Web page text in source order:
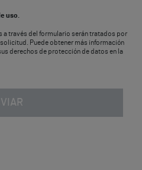
uso.
a través del formulario serán tratados por
Puede obtener más información
derechos de protección de datos en la